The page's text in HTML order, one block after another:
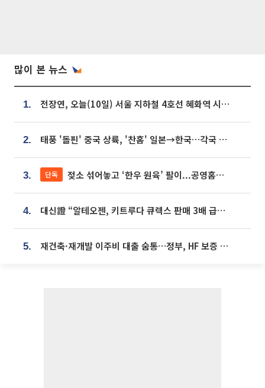
많이 본 뉴스
1. 전장연, 오늘(10일) 서울 지하철 4호선 혜화역 시위…1호선 용산역 무정차
2. 태풍 '돌핀' 중국 상륙, '찬홈' 일본→한국…각국 기상청 예상 경로는?
3. 단독 젖소 섞어놓고 ‘한우 원육’ 팔이...공영홈쇼핑 표기·검증 구멍
4. 대신證 “알테오젠, 키트루다 큐렉스 판매 3배 급증…목표가 41만원 상향”
5. 재건축·재개발 이주비 대출 숨통…정부, HF 보증 신설 추진